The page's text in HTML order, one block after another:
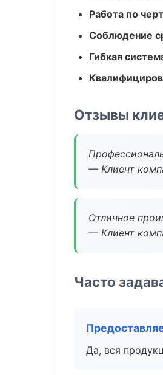
Работа по
Соблюдение
Гибкая
Отзывы
— Клиент
Отличное
— Клиент
Часто
Да, вся